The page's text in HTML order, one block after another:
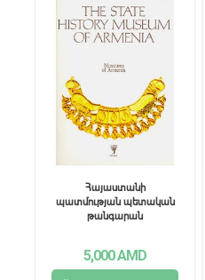
Հայաստանի
պատմության պետական
թանգարան
5,000AMD